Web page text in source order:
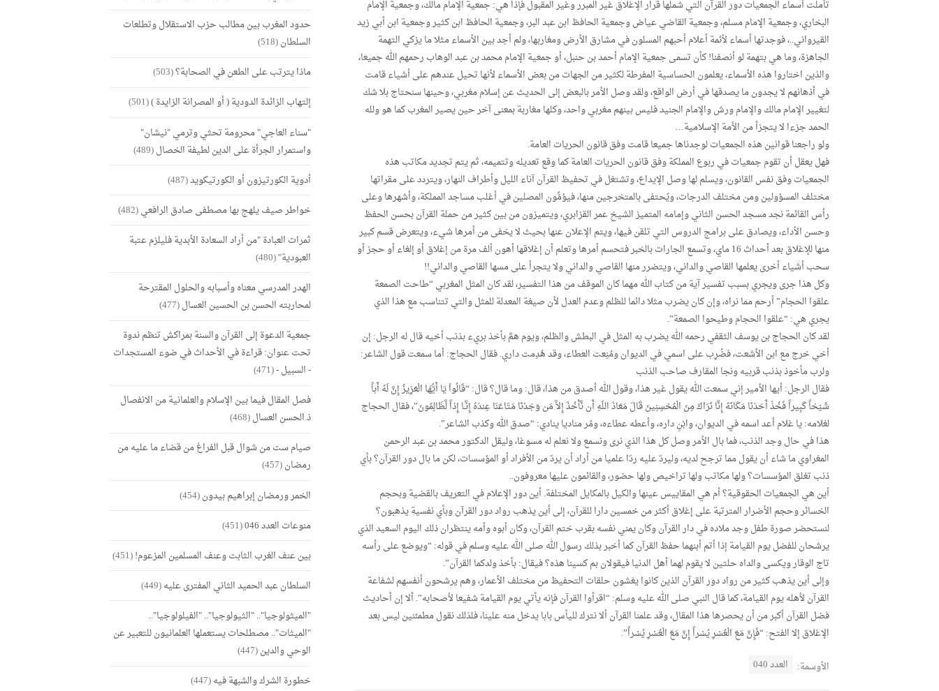
تأملت أسماء الجمعيات دور القرآن التي شملها قرار الإغلاق غير المبرر وغير المقبول فإذا هي: جمعية الإمام مالك، وجمعية الإمام
البخاري، وجمعية الإمام مسلم، وجمعية القاضي عياض وجمعية الحافظ ابن عبد البر، وجمعية الحافظ ابن كثير وجمعية ابن أبي زيد
القيرواني..، فوجدتها أسماء لأئمة أعلام أحبهم المسلون في مشارق الأرض ومغاربها، ولم أجد بين الأسماء مثلا ما يزكي التهمة
الجاهزة، وما هي بتهمة لو أنصفنا! كأن تسمى جمعية الإمام أحمد بن حنبل، أو جمعية الإمام محمد بن عبد الوهاب رحمهم الله جميعا،
والذين اختاروا هذه الأسماء، يعلمون الحساسية المفرطة لكثير من الجهات من بعض الأسماء لأنها تحيل عندهم على أشياء قامت
في أذهانهم لا يجدون ما يصدقها في أرض الواقع، ولقد وصل الأمر بالبعض إلى الحديث عن إسلام مغربي، وحينها سنحتاج بلا شك
لتغيير الإمام مالك والإمام ورش والإمام الجنيد فليس بينهم مغربي واحد، وكلها مغاربة بمعنى آخر حين يصير المغرب كما هو ولله
الحمد جزءا لا يتجزأ من الأمة الإسلامية…
ولو راجعنا قوانين هذه الجمعيات لوجدناها جميعا قامت وفق قانون الحريات العامة.
فهل يعقل أن تقوم جمعيات في ربوع المملكة وفق قانون الحريات العامة كما وقع تعديله وتتميمه، ثم يتم تجديد مكاتب هذه
الجمعيات وفق نفس القانون، ويسلم لها وصل الإيداع، وتشتغل في تحفيظ القرآن آناء الليل وأطراف النهار، ويتردد على مقراتها
مختلف المسؤولين ومن مختلف الدرجات، ويُحتفى بالمتخرجين منها، فيؤمُّون المصلين في أغلب مساجد المملكة، وأشهرها وعلى
رأس القائمة نجد مسجد الحسن الثاني وإمامه المتميز الشيخ عمر القزابري، ويتميزون من بين كثير من حملة القرآن بحسن الحفظ
وحسن الأداء، ويصادق على برامج الدروس التي تلقن فيها، ويتم الإعلان عنها بحيث لا يخفى من أمرها شيء، ويتعرض قسم كبير
منها للإغلاق بعد أحداث 16 ماي، وتسمع الجارات بالخبر فتحسم أمرها وتعلم أن إغلاقها أهون ألف مرة من إغلاق أو إلغاء أو حجز أو
سحب أشياء أخرى يعلمها القاصي والداني، ويتضرر منها القاصي والداني ولا يتجرأ على مسها القاصي والداني!!
وكل هذا جرى ويجري بسبب تفسير آية من كتاب الله مهما كان الموقف من هذا التفسير، لقد كان المثل المغربي “طاحت الصمعة
علقوا الحجام” أرحم مما نراه، وإن كان يضرب مثلا دائما للظلم وعدم العدل لأن صيغة المعدلة للمثل والتي تتناسب مع هذا الذي
يجري هي: “علقوا الحجام وطيحوا الصمعة”.
لقد كان الحجاج بن يوسف الثقفي رحمه الله يضرب به المثل في البطش والظلم، ويوم همَّ بأخذ بريء بذنب أخيه قال له الرجل: إن
أخي خرج مع ابن الأشعت، فضُرِب على اسمي في الديوان ومُنِعت العطاء، وقد هُدِمت داري. فقال الحجاج: أما سمعت قول الشاعر:
ولرب مأخوذ بذنب قربيه ونجا المقارف صاحب الذنب
فقال الرجل: أيها الأمير إني سمعت الله يقول غير هذا، وقول الله أصدق من هذا، قال: وما قال؟ قال: “قَالُواْ يَا أَيُّهَا الْعَزِيزُ إِنَّ لَهُ أَباً
شَيْخاً كَبِيراً فَخُذْ أَحَدَنَا مَكَانَهُ إِنَّا نَرَاكَ مِنَ الْمُحْسِنِينَ قَالَ مَعَاذَ اللّهِ أَن نَّأْخُذَ إِلاَّ مَن وَجَدْنَا مَتَاعَنَا عِندَهُ إِنَّـا إِذاً لَّظَالِمُونَ”، فقال الحجاج
لغلامه: يا غلام أعد اسمه في الديوان، وابْنِ داره، وأعطه عطاءه، ومُر مناديا ينادي: “صدق الله وكذب الشاعر”.
هذا في حال وجد الذنب، فما بال الأمر وصل كل هذا الذي نرى ونسمع ولا نعلم له مسوغا، وليقل الدكتور محمد بن عبد الرحمن
المغراوي ما شاء أن يقول مما ترجح لديه، وليردّ عليه ردّا علميا من أراد أن يردّ من الأفراد أو المؤسسات، لكن ما بال دور القرآن؟ بأي
ذنب تغلق المؤسسات؟ ولها مكاتب ولها تراخيص ولها حضور، والقائمون عليها معروفون..
أين هي الجمعيات الحقوقية؟ أم هي المقاييس عينها والكيل بالمكايل المختلفة. أين دور الإعلام في التعريف بالقضية وبحجم
الخسائر وحجم الأضرار المترتبة على إغلاق أكثر من خمسين دارا للقرآن، إلى أين يذهب رواد دور القرآن وبأي نفسية يذهبون؟
لنستحضر صورة طفل وجد ملاده في دار القرآن وكان يمني نفسه بقرب ختم القرآن، وكان أبوه وأمه ينتظران ذلك اليوم السعيد الذي
يرشحان للفضل يوم القيامة إذا أتم أبنهما حفظ القرآن كما أخبر بذلك رسول الله صلى الله عليه وسلم في قوله: “ويوضع على رأسه
تاج الوقار ويكسى والداه حلتين لا يقوم لهما أهل الدنيا فيقولان بم كسينا هذه؟ فيقال: بأخذ ولدكما القرآن”.
وإلى أين يذهب كثير من رواد دور القرآن الذين كانوا يغشون حلقات التحفيظ من مختلف الأعمار، وهم يرشحون أنفسهم لشفاعة
القرآن لأهله يوم القيامة، كما قال النبي صلى الله عليه وسلم: “اقرأوا القرآن فإنه يأتي يوم القيامة شفيعا لأصحابه”. ألا إن أحاديث
فضل القرآن أكبر من أن يحصرها هذا المقال، وقد علمنا القرآن ألا نترك لليأس بابا يدخل منه علينا، فلذلك نقول مطمئنين ليس بعد
الإغلاق إلا الفتح: “فَإِنَّ مَعَ الْعُسْرِ يُسْراً إِنَّ مَعَ الْعُسْرِ يُسْراً”.
الأوسمة: العدد 040
حدود المغرب بين مطالب حزب الاستقلال وتطلعات
السلطان(518)
ماذا يترتب على الطعن في الصحابة؟(503)
إلتهاب الزائدة الدودية ( أو المصرانة الزايدة )(501)
"سناء العاجي" محرومة تحثي وترمي "نيشان"
واستمرار الجرأة على الدين لطيفة الخصال(489)
أدوية الكورتيزون أو الكورتيكويد(487)
خواطر صيف يلهج بها مصطفى صادق الرافعي(482)
ثمرات العبادة "من أراد السعادة الأبدية فليلزم عتبة
العبودية"(480)
الهدر المدرسي معناه وأسبابه والحلول المقترحة
لمحاربته الحسن بن الحسين العسال(477)
جمعية الدعوة إلى القرآن والسنة بمراكش تنظم ندوة
تحت عنوان: قراءة في الأحداث في ضوء المستجدات
- السبيل -(471)
فصل المقال فيما بين الإسلام والعلمانية من الانفصال
ذ.الحسن العسال(468)
صيام ست من شوال قبل الفراغ من قضاء ما عليه من
رمضان(457)
الخمر ورمضان إبراهيم بيدون(454)
منوعات العدد 046
(451)
بين عنف الغرب الثابت وعنف المسلمين المزعوم!(451)
السلطان عبد الحميد الثاني المفترى عليه(449)
"الميثولوجيا".. "الثيولوجيا".. "الفيلولوجيا"..
"الميثات".. مصطلحات يستعملها العلمانيون للتعبير عن
الوحي والدين(447)
خطورة الشرك والشبهة فيه(447)